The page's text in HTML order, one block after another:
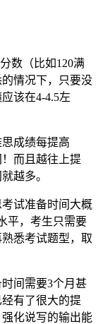
数（比如120满
情况下，只要没
该在4-4.5左
成绩每提高
而且越往上提
越多。
试准备时间大概
平，考生只需要
悉考试题型，取
间需要3个月甚
有了很大的提
化说写的输出能